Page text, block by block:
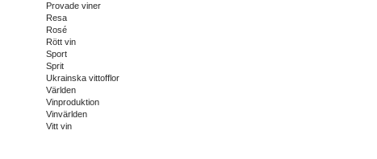
Provade viner
Resa
Rosé
Rött vin
Sport
Sprit
Ukrainska vittofflor
Världen
Vinproduktion
Vinvärlden
Vitt vin